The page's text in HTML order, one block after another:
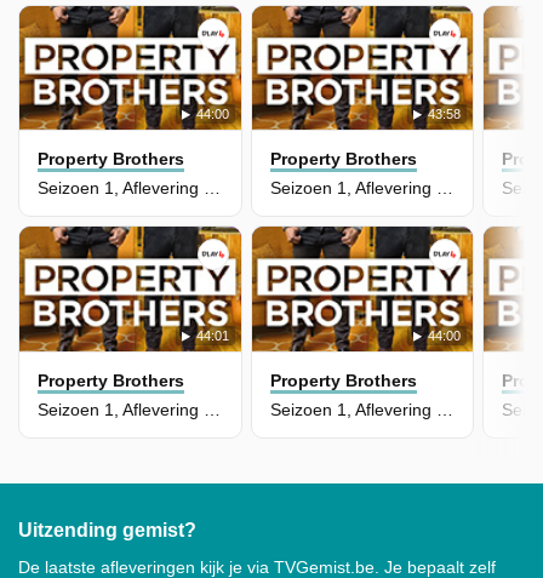
44:00
Property Brothers
Seizoen 1, Aflevering 12 - Andrea & Dave
43:58
Property Brothers
Seizoen 1, Aflevering 11 - Monica & Kevin
44:01
Property Brothers
44:00
Property Brothers
Uitzending gemist?
De laatste afleveringen kijk je via TVGemist.be. Je bepaalt zelf